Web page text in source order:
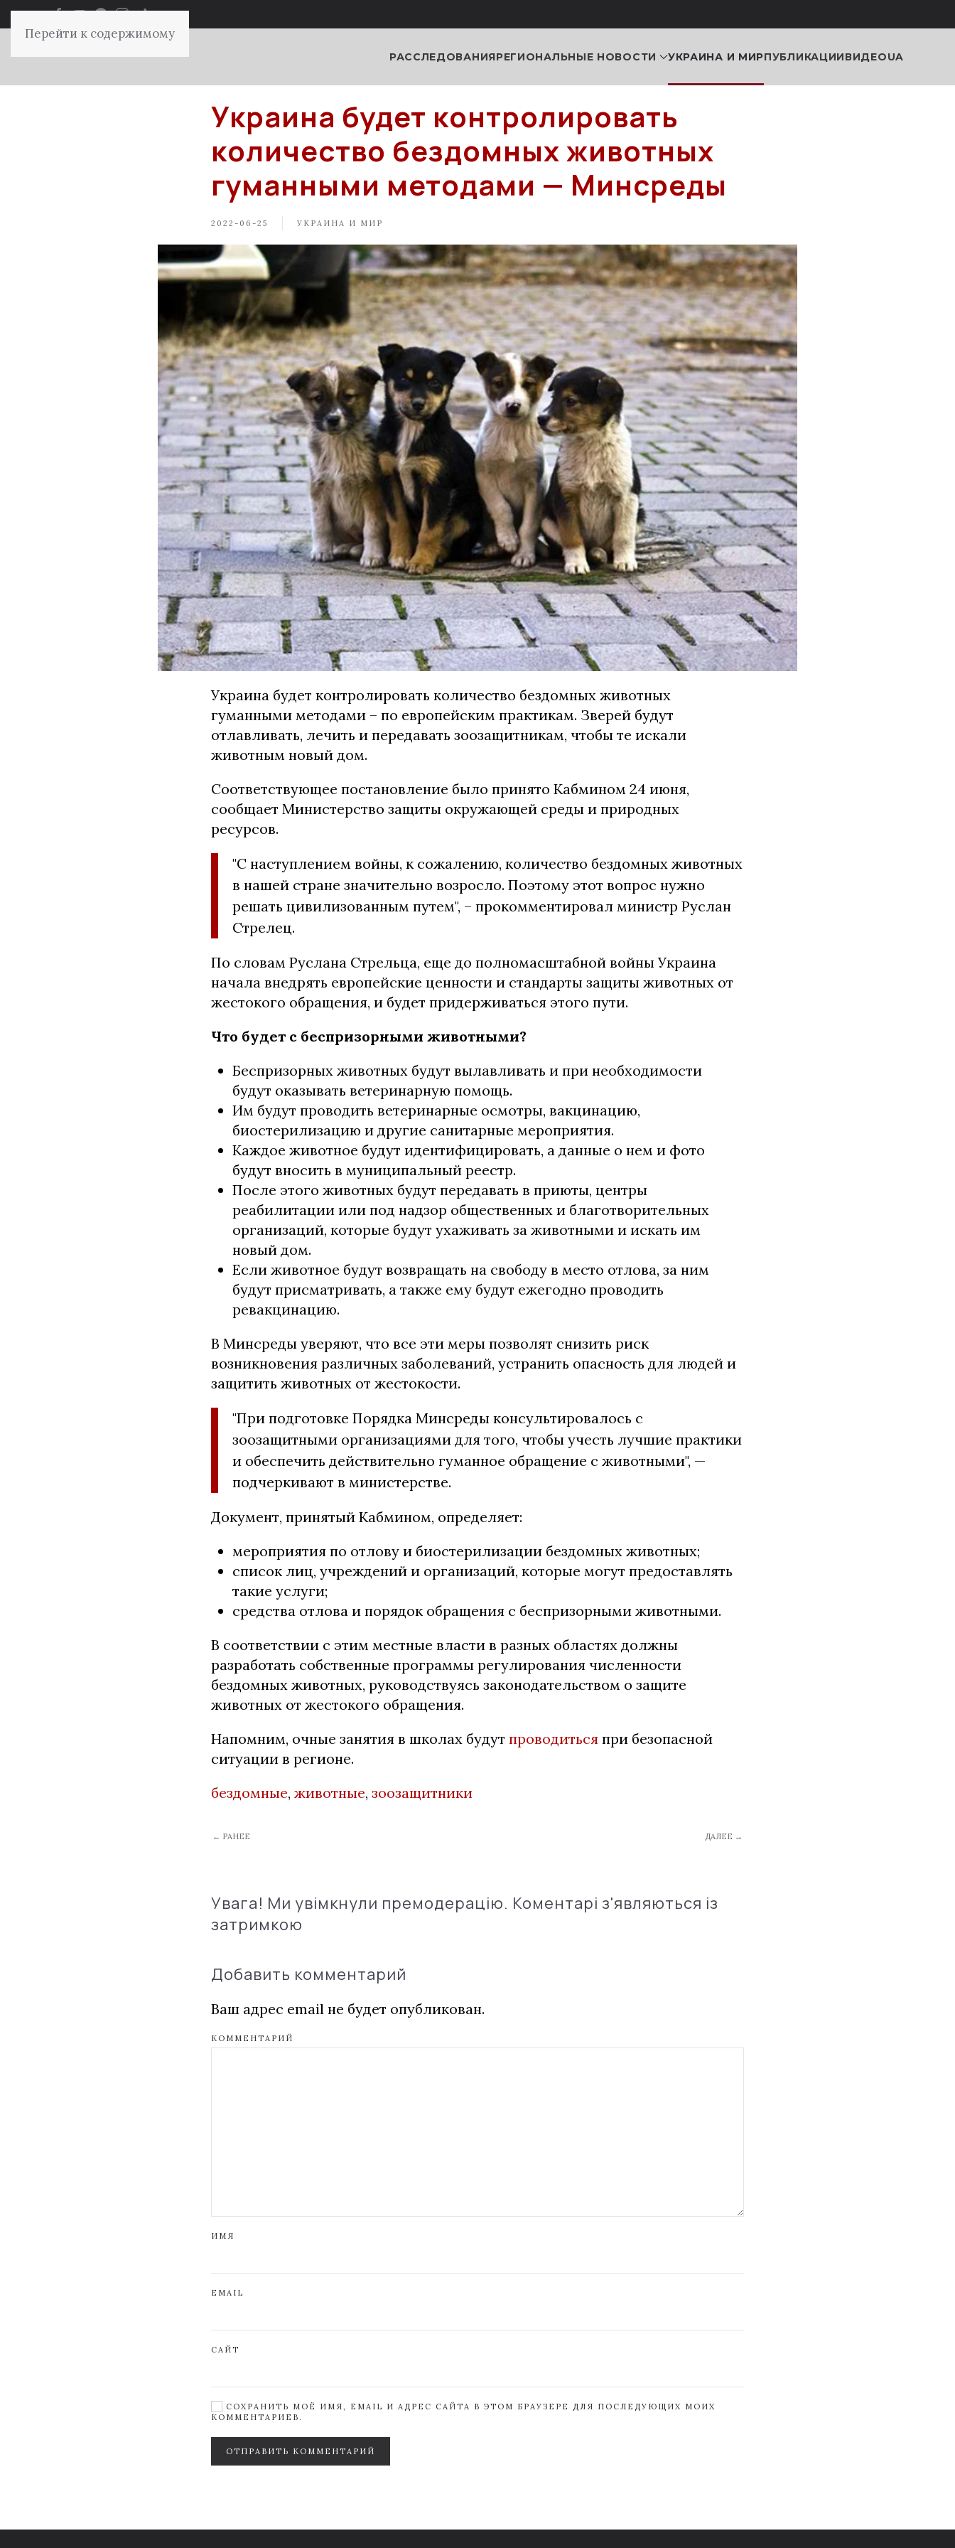
Перейти к содержимому
РАССЛЕДОВАНИЯРЕГИОНАЛЬНЫЕ НОВОСТИ УКРАИНА И МИРПУБЛИКАЦИИВИДЕОUA
Украина будет контролировать
количество бездомных животных
гуманными методами — Минсреды
2022-06-25 УКРАИНА И МИР
Украина будет контролировать количество бездомных животных
гуманными методами – по европейским практикам. Зверей будут
отлавливать, лечить и передавать зоозащитникам, чтобы те искали
животным новый дом.
Соответствующее постановление было принято Кабмином 24 июня,
сообщает Министерство защиты окружающей среды и природных
ресурсов.
"С наступлением войны, к сожалению, количество бездомных животных
в нашей стране значительно возросло. Поэтому этот вопрос нужно
решать цивилизованным путем", – прокомментировал министр Руслан
Стрелец.
По словам Руслана Стрельца, еще до полномасштабной войны Украина
начала внедрять европейские ценности и стандарты защиты животных от
жестокого обращения, и будет придерживаться этого пути.
Что будет с беспризорными животными?
Беспризорных животных будут вылавливать и при необходимости
будут оказывать ветеринарную помощь.
Им будут проводить ветеринарные осмотры, вакцинацию,
биостерилизацию и другие санитарные мероприятия.
Каждое животное будут идентифицировать, а данные о нем и фото
будут вносить в муниципальный реестр.
После этого животных будут передавать в приюты, центры
реабилитации или под надзор общественных и благотворительных
организаций, которые будут ухаживать за животными и искать им
новый дом.
Если животное будут возвращать на свободу в место отлова, за ним
будут присматривать, а также ему будут ежегодно проводить
ревакцинацию.
В Минсреды уверяют, что все эти меры позволят снизить риск
возникновения различных заболеваний, устранить опасность для людей и
защитить животных от жестокости.
"При подготовке Порядка Минсреды консультировалось с
зоозащитными организациями для того, чтобы учесть лучшие практики
и обеспечить действительно гуманное обращение с животными", —
подчеркивают в министерстве.
Документ, принятый Кабмином, определяет:
мероприятия по отлову и биостерилизации бездомных животных;
список лиц, учреждений и организаций, которые могут предоставлять
такие услуги;
средства отлова и порядок обращения с беспризорными животными.
В соответствии с этим местные власти в разных областях должны
разработать собственные программы регулирования численности
бездомных животных, руководствуясь законодательством о защите
животных от жестокого обращения.
Напомним, очные занятия в школах будут проводиться при безопасной
ситуации в регионе.
бездомные, животные, зоозащитники
← РАНЕЕ ДАЛЕЕ →
Увага! Ми увімкнули премодерацію. Коментарі з'являються із
затримкою
Добавить комментарий
Ваш адрес email не будет опубликован.
КОММЕНТАРИЙ
ИМЯ
EMAIL
САЙТ
СОХРАНИТЬ МОЁ ИМЯ, EMAIL И АДРЕС САЙТА В ЭТОМ БРАУЗЕРЕ ДЛЯ ПОСЛЕДУЮЩИХ МОИХ
КОММЕНТАРИЕВ.
ОТПРАВИТЬ КОММЕНТАРИЙ